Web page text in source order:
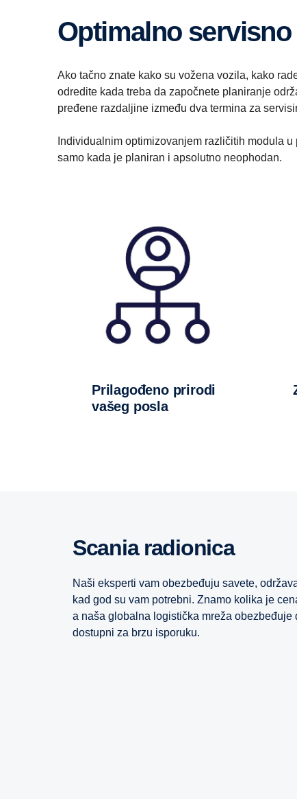
Optimalno
Ako tačno znate kako su vožena vozila, kako
odredite kada treba da započnete planiranje
pređene razdaljine između dva termina za
Individualnim optimizovanjem različitih modula
samo kada je planiran i apsolutno neophodan.
Prilagođeno prirodi
vašeg posla
Scania radionica
Naši eksperti vam obezbeđuju savete,
kad god su vam potrebni. Znamo kolika je
a naša globalna logistička mreža obezbeđuje
dostupni za brzu isporuku.